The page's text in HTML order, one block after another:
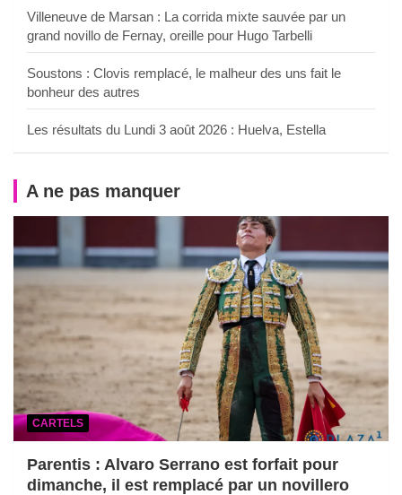
Villeneuve de Marsan : La corrida mixte sauvée par un
grand novillo de Fernay, oreille pour Hugo Tarbelli
Soustons : Clovis remplacé, le malheur des uns fait le
bonheur des autres
Les résultats du Lundi 3 août 2026 : Huelva, Estella
A ne pas manquer
CARTELS
Parentis : Alvaro Serrano est forfait pour
dimanche, il est remplacé par un novillero